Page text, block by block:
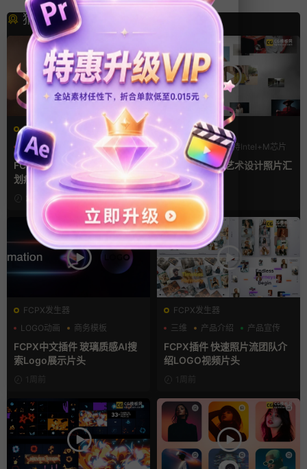
猜你喜欢
FCPX转场
光效
复古风
支持Intel+M芯片
FCPX转场插件 15组光效胶片
划痕复古视频过渡
FCPX发生器
LOGO动画
支持Intel+M芯片
汇聚
fcpx片头插件 艺术设计照片汇
聚LOGO动画
6天前
FCPX发生器
LOGO动画
商务模板
支持Intel+M芯片
FCPX中文插件 玻璃质感AI搜
索Logo展示片头
1周前
FCPX发生器
三维
产品介绍 产品宣传
FCPX插件 快速照片流团队介
绍LOGO视频片头
1周前